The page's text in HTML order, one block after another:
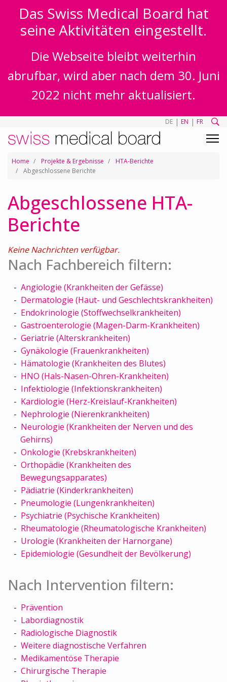
Das Swiss Medical Board hat
seine Aktivitäten eingestellt.
Die Webseite bleibt weiterhin
abrufbar, wird aber nach dem 30. Juni
2022 nicht mehr aktualisiert.
DE | EN | FR
Home Projekte & Ergebnisse
HTA-Berichte
Abgeschlossene Berichte
Abgeschlossene HTA-
Berichte
Keine Nachrichten verfügbar.
Nach Fachbereich filtern:
Angiologie (Krankheiten der Gefässe)
Dermatologie (Haut- und Geschlechtskrankheiten)
Endokrinologie (Stoffwechselkrankheiten)
Gastroenterologie (Magen-Darm-Krankheiten)
Geriatrie (Alterskrankheiten)
Gynäkologie (Frauenkrankheiten)
Hämatologie (Krankheiten des Blutes)
HNO (Hals-Nasen-Ohren-Krankheiten)
Infektiologie (Infektionskrankheiten)
Kardiologie (Herz-Kreislauf-Krankheiten)
Nephrologie (Nierenkrankheiten)
Neurologie (Krankheiten der Nerven und des
Gehirns)
Onkologie (Krebskrankheiten)
Orthopädie (Krankheiten des
Bewegungsapparates)
Pädiatrie (Kinderkrankheiten)
Pneumologie (Lungenkrankheiten)
Psychiatrie (Psychische Krankheiten)
Rheumatologie (Rheumatologische Krankheiten)
Urologie (Krankheiten der Harnorgane)
Epidemiologie (Gesundheit der Bevölkerung)
Nach Intervention filtern:
Prävention
Labordiagnostik
Radiologische Diagnostik
Weitere diagnostische Verfahren
Medikamentöse Therapie
Chirurgische Therapie